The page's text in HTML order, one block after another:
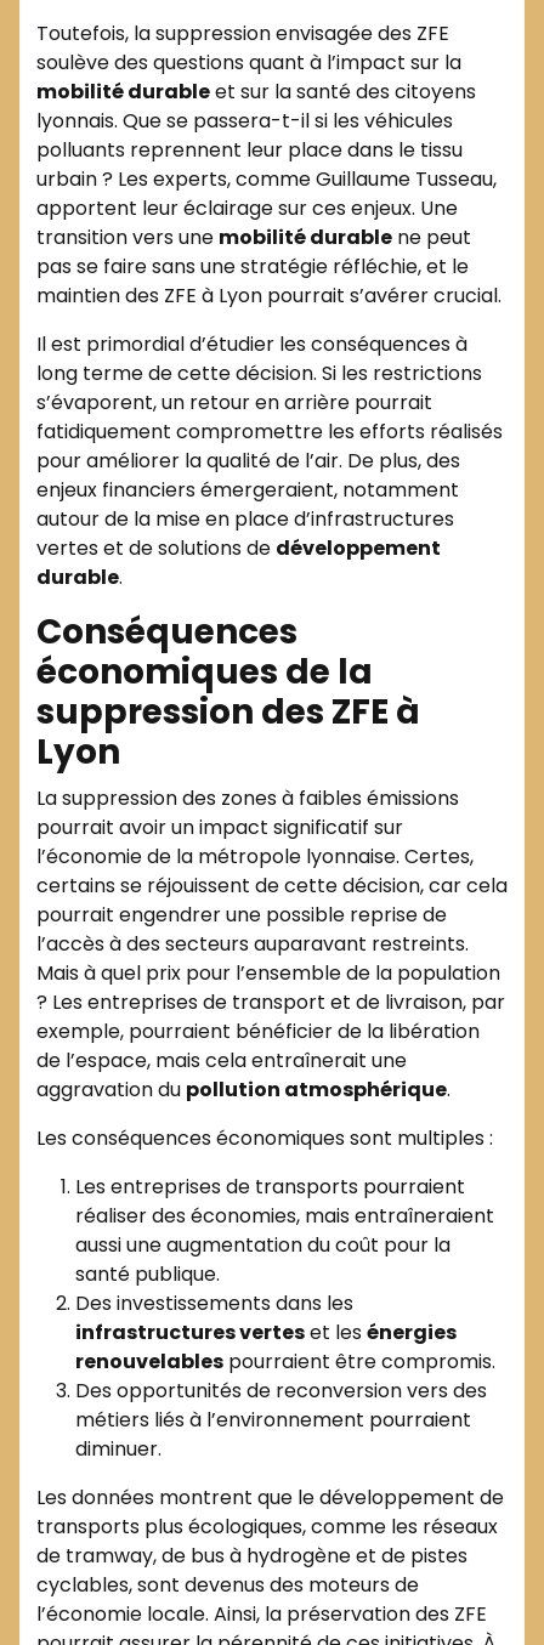
Toutefois, la suppression envisagée des ZFE
soulève des questions quant à l’impact sur la
mobilité durableet sur la santé des citoyens
lyonnais. Que se passera-t-il si les véhicules
polluants reprennent leur place dans le tissu
urbain ? Les experts, comme Guillaume Tusseau,
apportent leur éclairage sur ces enjeux. Une
transition vers une mobilité durable ne peut
pas se faire sans une stratégie réfléchie, et le
maintien des ZFE à Lyon pourrait s’avérer crucial.
Il est primordial d’étudier les conséquences à
long terme de cette décision. Si les restrictions
s’évaporent, un retour en arrière pourrait
fatidiquement compromettre les efforts réalisés
pour améliorer la qualité de l’air. De plus, des
enjeux financiers émergeraient, notamment
autour de la mise en place d’infrastructures
vertes et de solutions de développement
durable.
Conséquences
économiques de la
suppression des ZFE à
Lyon
La suppression des zones à faibles émissions
pourrait avoir un impact significatif sur
l’économie de la métropole lyonnaise. Certes,
certains se réjouissent de cette décision, car cela
pourrait engendrer une possible reprise de
l’accès à des secteurs auparavant restreints.
Mais à quel prix pour l’ensemble de la population
? Les entreprises de transport et de livraison, par
exemple, pourraient bénéficier de la libération
de l’espace, mais cela entraînerait une
aggravation du pollution atmosphérique.
Les conséquences économiques sont multiples :
Les entreprises de transports pourraient
réaliser des économies, mais entraîneraient
aussi une augmentation du coût pour la
santé publique.
Des investissements dans les
infrastructures verteset lesénergies
renouvelables pourraient être compromis.
Des opportunités de reconversion vers des
métiers liés à l’environnement pourraient
diminuer.
Les données montrent que le développement de
transports plus écologiques, comme les réseaux
de tramway, de bus à hydrogène et de pistes
cyclables, sont devenus des moteurs de
l’économie locale. Ainsi, la préservation des ZFE